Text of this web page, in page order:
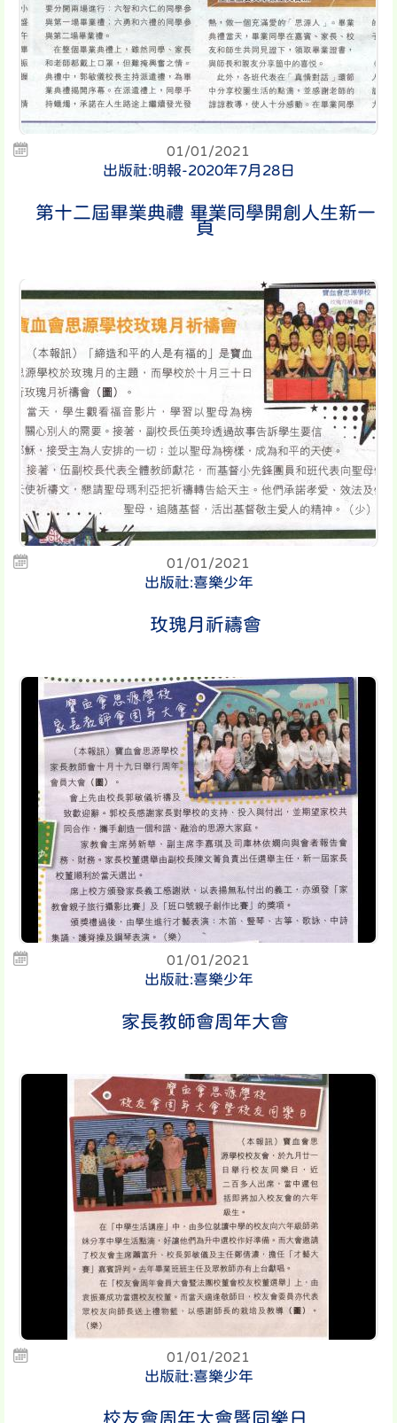
01/01/2021
出版社:明報-2020年7月28日
第十二屆畢業典禮 畢業同學開創人生新一
頁
01/01/2021
出版社:喜樂少年
玫瑰月祈禱會
01/01/2021
出版社:喜樂少年
家長教師會周年大會
01/01/2021
出版社:喜樂少年
校友會周年大會暨同樂日